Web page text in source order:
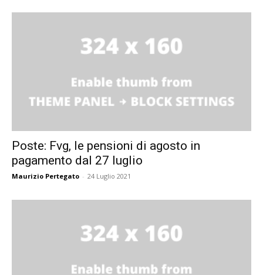
Poste: Fvg, le pensioni di agosto in
pagamento dal 27 luglio
Maurizio Pertegato - 24 Luglio 2021